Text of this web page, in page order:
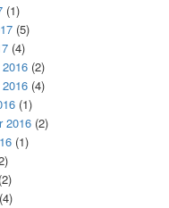
(1)
(5)
(4)
(2)
(4)
(1)
2016 (2)
(1)
(2)
(4)